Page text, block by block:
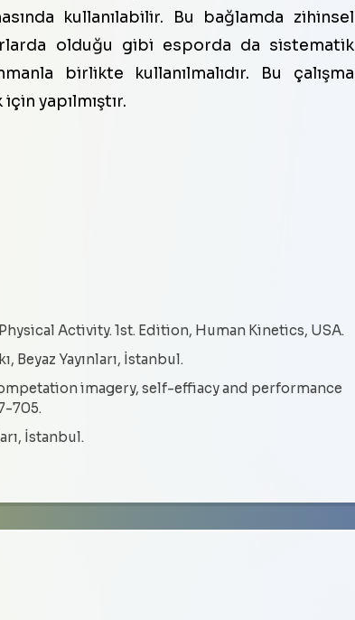
kullanılabilir. Bu bağlamda zihinsel
olduğu gibi esporda da sistematik
birlikte kullanılmalıdır. Bu çalışma
yapılmıştır.
Activity. 1st. Edition, Human Kinetics, USA.
Beyaz Yayınları, İstanbul.
imagery, self-effiacy and performance
705.
İstanbul.